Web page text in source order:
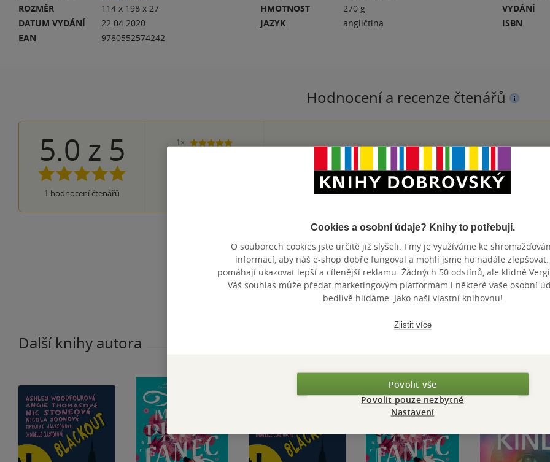
ROZMĚR
114 x 198 x 27
DATUM VYDÁNÍ
22.04.2020
EAN
9780552574242
HMOTNOST
270 g
JAZYK
angličtina
VYDÁNÍ
ISBN
Hodnocení a recenze čtenářů
5.0 z 5
1 hodnocení čtenářů
1×
5 hvězdiček
Přidat hodnocení
Další knihy autora
Cookies a osobní údaje? Knihy to potřebují.
O souborech cookies jste určitě již slyšeli. I my je využíváme ke
informací, aby náš e-shop dobře fungoval a mohli jsme ho nadále zlepšovat.
pomáhají ukazovat lepší a cílenější reklamu. Žádných 50 odstínů, ale klidně
Váš souhlas může předat marketingovým platformám i některé vaše osobní
bedlivě hlídáme. Jako naši vlastní knihovnu!
Zjistit více
Povolit vše
Povolit pouze nezbytné
Nastavení